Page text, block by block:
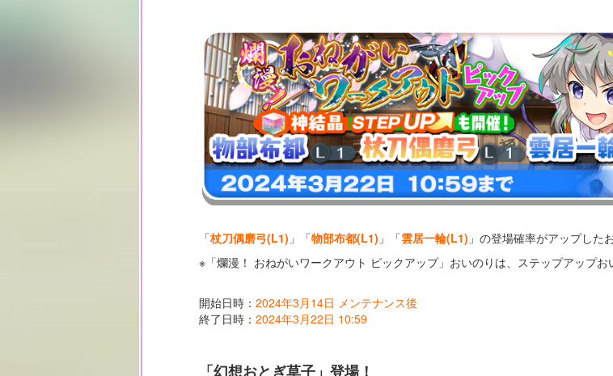
「杖刀偶磨弓(L1) 」「物部布都(L1) 」「雲居一輪(L1) 」の登場確率がアップした
※「爛漫！ おねがいワークアウト ピックアップ」おいのりは、ステップアップお
開始日時： 2024年3月14日 メンテナンス後
終了日時： 2024年3月22日 10:59
「幻想おとぎ草子」登場！